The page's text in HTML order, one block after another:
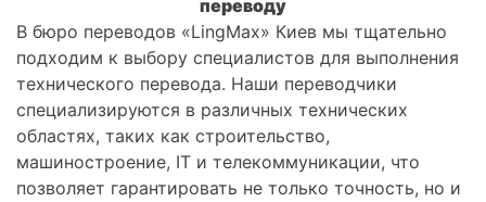
переводу
В бюро переводов «LingMax» Киев мы тщательно
подходим к выбору специалистов для выполнения
технического перевода. Наши переводчики
специализируются в различных технических
областях, таких как строительство,
машиностроение, IT и телекоммуникации, что
позволяет гарантировать не только точность, но и